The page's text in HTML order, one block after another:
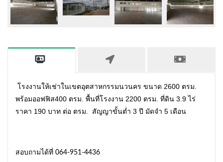
โรงงานให้เช่าในเขตอุตสาหกรรมนวนคร ขนาด 2600 ตรม.
พร้อมออฟฟิส400 ตรม. พื้นที่โรงงาน 2200 ตรม. ที่ดิน 3.9 ไร่
ราคา 190 บาท ต่อ ตรม. สัญญาขั้นต่ำ 3 ปี มัดจำ 5 เดือน
สอบถามได้ที่ 064-951-4436